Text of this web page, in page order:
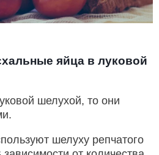
яйца в луковой
шелухой, то они
шелуху репчатого